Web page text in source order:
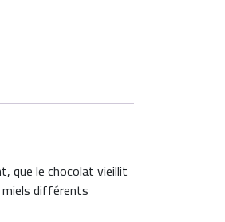
que le chocolat vieillit
différents